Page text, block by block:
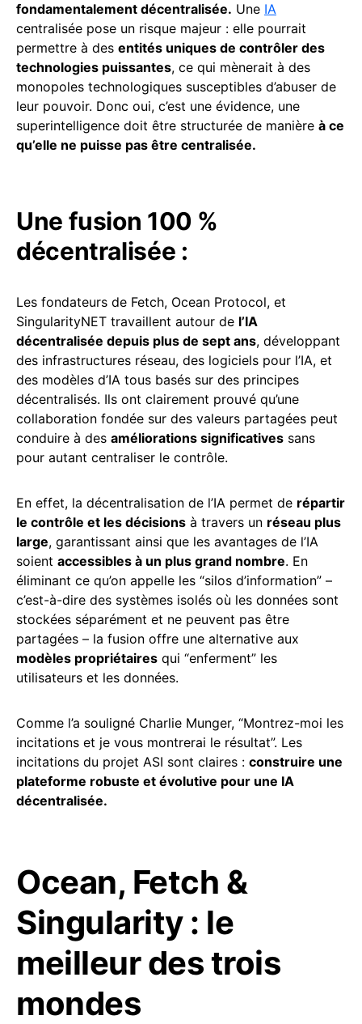
fondamentalement décentralisée. Une IA
centralisée pose un risque majeur : elle pourrait
permettre à des entités uniques de contrôler des
technologies puissantes, ce qui mènerait à des
monopoles technologiques susceptibles d’abuser de
leur pouvoir. Donc oui, c’est une évidence, une
superintelligence doit être structurée de manière à ce
qu’elle ne puisse pas être centralisée.
Une fusion 100 %
décentralisée :
Les fondateurs de Fetch, Ocean Protocol, et
SingularityNET travaillent autour de l’IA
décentralisée depuis plus de sept ans, développant
des infrastructures réseau, des logiciels pour l’IA, et
des modèles d’IA tous basés sur des principes
décentralisés. Ils ont clairement prouvé qu’une
collaboration fondée sur des valeurs partagées peut
conduire à des améliorations significatives sans
pour autant centraliser le contrôle.
En effet, la décentralisation de l’IA permet de répartir
le contrôle et les décisions à travers un réseau plus
large, garantissant ainsi que les avantages de l’IA
soient accessibles à un plus grand nombre. En
éliminant ce qu’on appelle les “silos d’information” –
c’est-à-dire des systèmes isolés où les données sont
stockées séparément et ne peuvent pas être
partagées – la fusion offre une alternative aux
modèles propriétaires qui “enferment” les
utilisateurs et les données.
Comme l’a souligné Charlie Munger, “Montrez-moi les
incitations et je vous montrerai le résultat”. Les
incitations du projet ASI sont claires : construire une
plateforme robuste et évolutive pour une IA
décentralisée.
Ocean, Fetch &
Singularity : le
meilleur des trois
mondes